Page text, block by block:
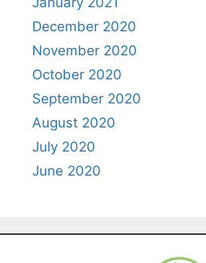
December 2020
November 2020
October 2020
September 2020
August 2020
July 2020
June 2020